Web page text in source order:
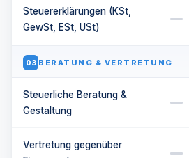
Steuererklärungen (KSt,
GewSt, ESt, USt)
03 BERATUNG & VERTRETUNG
Steuerliche Beratung &
Gestaltung
Vertretung gegenüber